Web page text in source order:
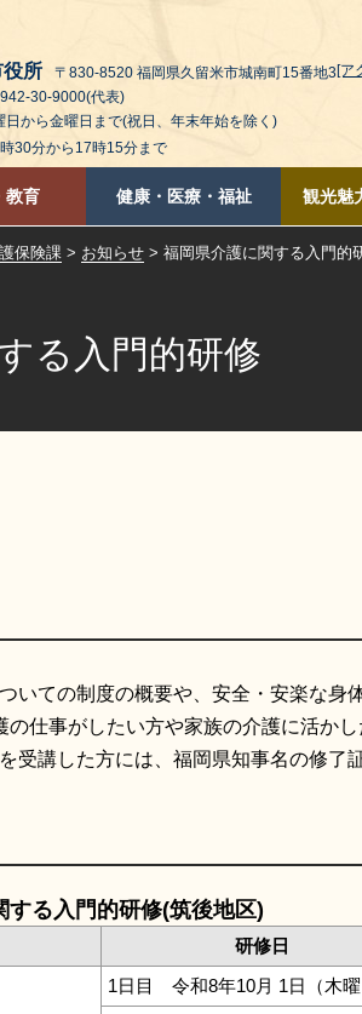
所 〒830-8520 福岡県久留米市城南町15番地3[ア
30-9000(代表)
日から金曜日まで(祝日、年末年始を除く)
30分から17時15分まで
教育 健康・医療・福祉 観光魅
保険課 > お知らせ > 福岡県介護に関する入門的
る入門的研修
ての制度の概要や、安全・安楽な身
の仕事がしたい方や家族の介護に活か
受講した方には、福岡県知事名の修了
する入門的研修(筑後地区)
研修日
1日目 令和8年10月 1日（木曜